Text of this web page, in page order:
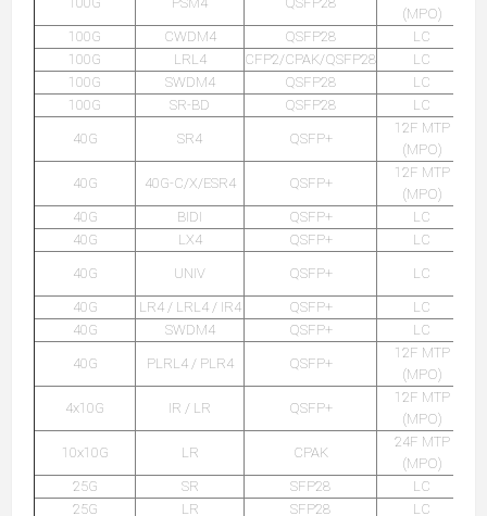
(MPO)
100G
CWDM4 QSFP28
LC
100G
LRL4 CFP2/CPAK/QSFP28
LC
100G
SWDM4 QSFP28
LC
100G
SR-BD QSFP28 LC
40G SR4 QSFP+
12F MTP
(MPO)
40G 40G-C/X/ESR4 QSFP+
12F MTP
(MPO)
40G
BIDI QSFP+
LC
40G
LX4 QSFP+ LC
40G UNIV QSFP+ LC
40G LR4 / LRL4 / IR4 QSFP+
LC
40G
SWDM4 QSFP+ LC
40G PLRL4 / PLR4 QSFP+
12F MTP
(MPO)
4x10G IR / LR QSFP+
12F MTP
(MPO)
10x10G LR CPAK
24F MTP
(MPO)
25G SR SFP28
LC
25G
LR SFP28
LC